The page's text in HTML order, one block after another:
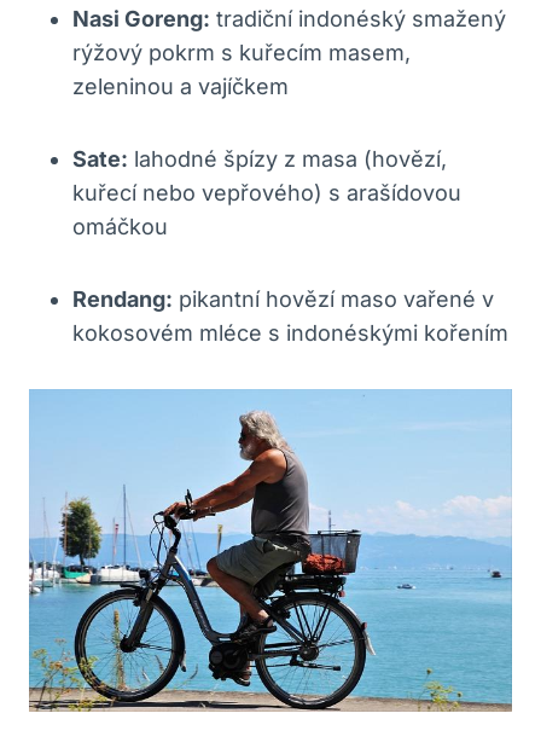
Nasi Goreng: tradiční indonéský smažený
rýžový pokrm s kuřecím masem,
zeleninou a vajíčkem
Sate: lahodné špízy z masa (hovězí,
kuřecí nebo vepřového) s arašídovou
omáčkou
Rendang: pikantní hovězí maso vařené v
kokosovém mléce s indonéskými kořením